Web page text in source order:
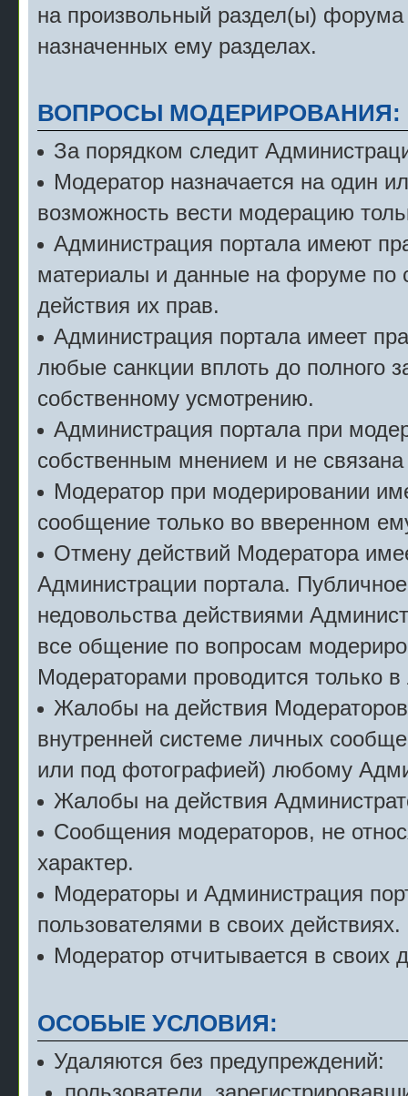
на произвольный раздел(ы) форума
назначенных ему разделах.
ВОПРОСЫ МОДЕРИРОВАНИЯ:
За порядком следит
Модератор назначается на один
возможность вести модерацию
Администрация портала имеют
материалы и данные на форуме по
действия их прав.
Администрация портала имеет
любые санкции вплоть до полного
собственному усмотрению.
Администрация портала при
собственным мнением и не
Модератор при модерировании
сообщение только во вверенном
Отмену действий Модератора
Администрации портала.
недовольства действиями
все общение по вопросам
Модераторами проводится только
Жалобы на действия
внутренней системе личных
или под фотографией) любому
Жалобы на действия
Сообщения модераторов, не
характер.
Модераторы и Администрация
пользователями в своих действиях.
Модератор отчитывается в своих
ОСОБЫЕ УСЛОВИЯ:
Удаляются без предупреждений: